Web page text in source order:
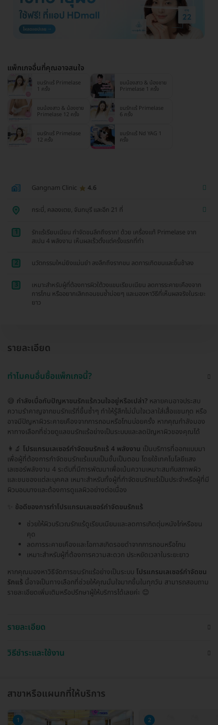
แพ็กเกจอื่นที่คุณอาจสนใจ
ขนรักแร้ Primelase
1 ครั้ง
ขนน้องสาว & น้องชาย
Primelase 1 ครั้ง
ขนน้องสาว & น้องชาย
Primelase 12 ครั้ง
ขนรักแร้ Primelase
6 ครั้ง
ขนรักแร้ Primelase
12 ครั้ง
ขนรักแร้ Nd YAG 1
ครั้ง
Gangnam Clinic 4.6
กระบี่, คลองเตย, จันทบุรี และอีก 21 ที่
1
รักแร้เรียบเนียน กำจัดขนลึกถึงราก! ด้วย เครื่องแท้ Primelase จาก
สเปน 4 พลังงาน เห็นผลเร็วตั้งแต่ครั้งแรกที่ทำ
2 นวัตกรรมใหม่ยิงแม่นยำ ลงลึกถึงรากขน ลดการเกิดขนและขึ้นช้าลง
3
เหมาะสำหรับผู้ที่ต้องการผิวใต้วงแขนเรียบเนียน ลดการระคายเคืองจาก
การโกน หรืออยากเลิกถอนขนซ้ำบ่อยๆ และมองหาวิธีที่เห็นผลจริงในระยะ
ยาว
รายละเอียด
ทำไมคนอื่นซื้อแพ็กเกจนี้?
😅 กำลังเบื่อกับปัญหาขนรักแร้กวนใจอยู่หรือเปล่า? หลายคนอาจประสบ
ความรำคาญจากขนรักแร้ที่ขึ้นซ้ำๆ ทำให้รู้สึกไม่มั่นใจเวลาใส่เสื้อแขนกุด หรือ
อาจมีปัญหาผิวระคายเคืองจากการถอนหรือโกนบ่อยครั้ง หากคุณกำลังมอง
หาทางเลือกที่ช่วยดูแลขนรักแร้อย่างเป็นระบบและลดปัญหาผิวของคุณได้
👩‍🔬 โปรแกรมเลเซอร์กำจัดขนรักแร้ 4 พลังงาน เป็นบริการที่ออกแบบมา
เพื่อผู้ที่ต้องการกำจัดขนรักแร้แบบเป็นขั้นเป็นตอน โดยใช้เทคโนโลยีแสง
เลเซอร์พลังงาน 4 ระดับที่มีการพัฒนาเพื่อเน้นความเหมาะสมกับสภาพผิว
และขนของแต่ละบุคคล เหมาะสำหรับทั้งผู้ที่กำจัดขนรักแร้เป็นประจำหรือผู้ที่มี
ผิวบอบบางและต้องการดูแลผิวอย่างต่อเนื่อง
ข้อดีของการทำโปรแกรมเลเซอร์กำจัดขนรักแร้
ช่วยให้ผิวบริเวณรักแร้ดูเรียบเนียนและลดการเกิดตุ่มหนังไก่หรือขน
คุด
ลดการระคายเคืองและโอกาสเกิดรอยดำจากการถอนหรือโกน
เหมาะสำหรับผู้ที่ต้องการความสะดวก ประหยัดเวลาในระยะยาว
หากคุณมองหาวิธีจัดการขนรักแร้อย่างเป็นระบบ โปรแกรมเลเซอร์กำจัดขน
รักแร้ นี้อาจเป็นทางเลือกที่ช่วยให้คุณมั่นใจมากขึ้นในทุกวัน สามารถสอบถาม
รายละเอียดเพิ่มเติมหรือปรึกษาผู้ให้บริการได้เลยค่ะ 😊
รายละเอียด
วิธีชำระและใช้งาน
สาขาหรือแผนกที่ให้บริการ
1 2